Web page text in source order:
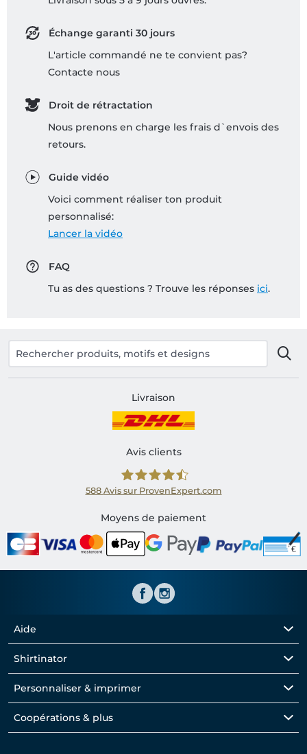
Échange garanti 30 jours
L'article commandé ne te convient pas?
Contacte nous
Droit de rétractation
Nous prenons en charge les frais d`envois des
retours.
Guide vidéo
Voici comment réaliser ton produit
personnalisé:
Lancer la vidéo
FAQ
Tu as des questions ? Trouve les réponses ici.
Livraison
Avis clients
Shirtinator FR
588 Avis sur ProvenExpert.com
Moyens de paiement
Aide
Shirtinator
Personnaliser & imprimer
Coopérations & plus